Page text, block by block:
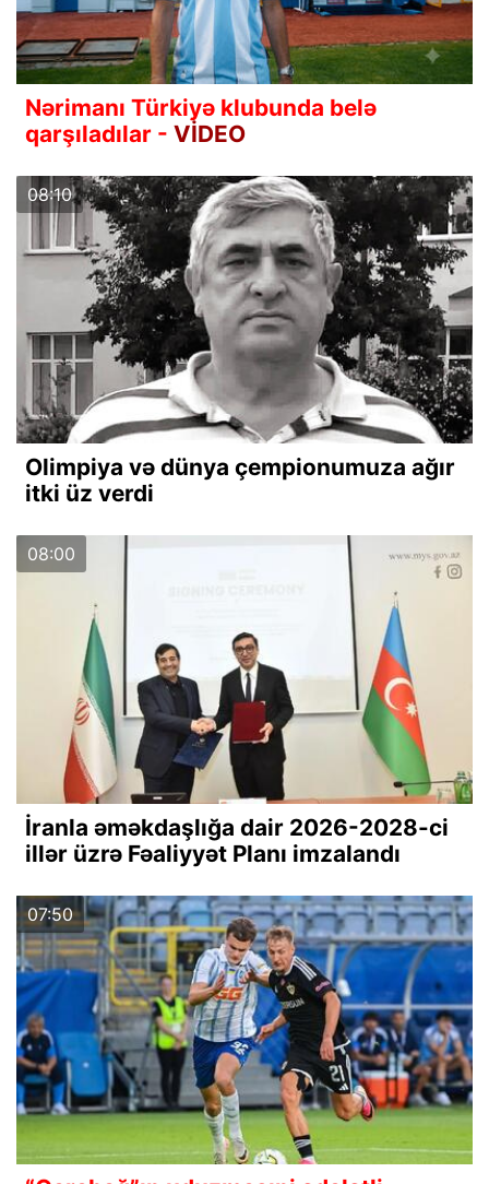
Nərimanı Türkiyə klubunda belə
qarşıladılar - VİDEO
08:10
Olimpiya və dünya çempionumuza ağır
itki üz verdi
08:00
İranla əməkdaşlığa dair 2026-2028-ci
illər üzrə Fəaliyyət Planı imzalandı
07:50